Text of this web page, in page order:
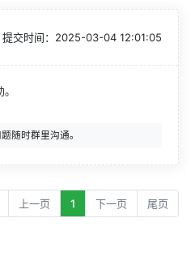
提交时间： 2025-03-04 12:01:05
上一页 1 下一页 尾页